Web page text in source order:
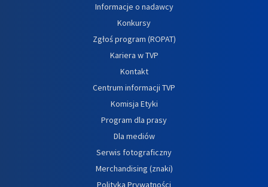
Informacje o nadawcy
Konkursy
Zgłoś program (ROPAT)
Kariera w TVP
Kontakt
Centrum informacji TVP
Komisja Etyki
Program dla prasy
Dla mediów
Serwis fotograficzny
Merchandising (znaki)
Polityka Prywatności